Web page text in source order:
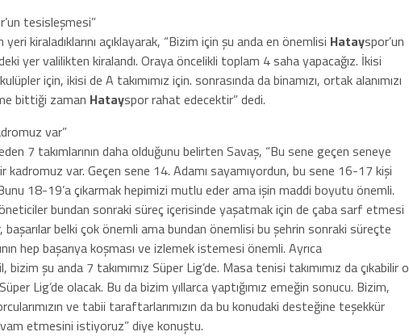
tesisleşmesi”
kiraladıklarını açıklayarak, “Bizim için şu anda en önemlisi Hatayspor’un
yer valilikten kiralandı. Oraya öncelikli toplam 4 saha yapacağız. İkisi
için, ikisi de A takımımız için. sonrasında da binamızı, ortak alanımızı
bittiği zaman Hatayspor rahat edecektir” dedi.
var”
7 takımlarının daha olduğunu belirten Savaş, “Bu sene geçen seneye
var. Geçen sene 14. Adamı sayamıyordun, bu sene 16-17 kişi
18-19’a çıkarmak hepimizi mutlu eder ama işin maddi boyutu önemli.
bundan sonraki süreç içerisinde yaşatmak için de çaba sarf etmesi
başarılar belki çok önemli ama bundan önemlisi bu şehrin sonraki süreçte
hep başarıya koşması ve izlemek istemesi önemli. Ayrıca
bizim şu anda 7 takımımız Süper Lig’de. Masa tenisi takımımız da çıkabilir o
Lig’de olacak. Bu da bizim yıllarca yaptığımız emeğin sonucu. Bizim,
ve tabii taraftarlarımızın da bu konudaki desteğine teşekkür
etmesini istiyoruz” diye konuştu.